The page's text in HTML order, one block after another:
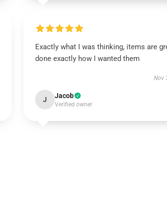
Exactly what I was thinking, items are
done exactly how I wanted them
Nov
J Jacob
Verified owner